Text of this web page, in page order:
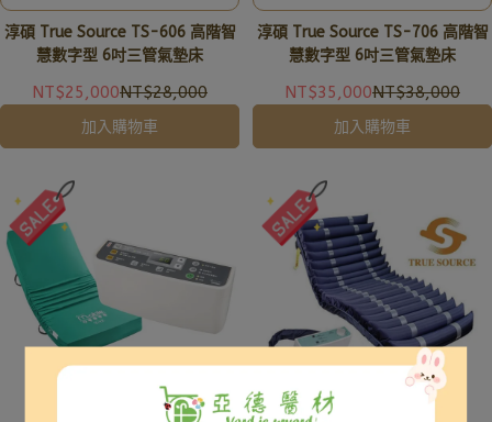
相關事宜、歡迎洽詢02-8257-
0353或加入亞德官方LINE ID:
@uryard，謝謝。
淳碩 True Source TS-606 高階智
慧數字型 6吋三管氣墊床
NT$25,000NT$28,000
加入購物車
相關事宜、歡迎洽詢02-8257-
0353或加入亞德官方LINE ID:
@uryard，謝謝。
淳碩 True Source TS-706 高階智
慧數字型 6吋三管氣墊床
NT$35,000NT$38,000
加入購物車